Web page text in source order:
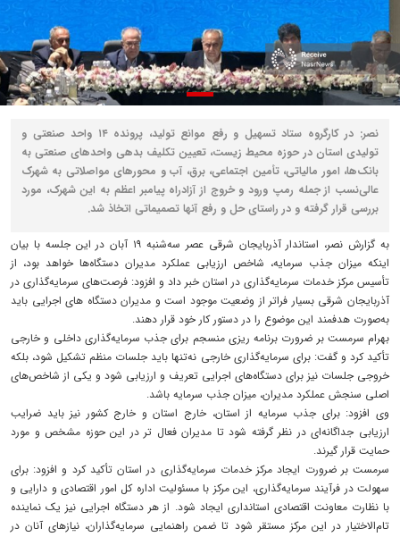
نصر: در کارگروه ستاد تسهیل و رفع موانع تولید، پرونده ۱۴ واحد صنعتی و
تولیدی استان در حوزه‌ محیط‌ زیست، تعیین تکلیف بدهی واحدهای صنعتی به
بانک‌ها، امور مالیاتی، تأمین اجتماعی، برق، آب و محورهای مواصلاتی به شهرک
عالی‌نسب از جمله رمپ ورود و خروج از آزادراه پیامبر اعظم به این شهرک، مورد
بررسی قرار گرفته و در راستای حل و رفع آنها تصمیماتی اتخاذ شد.
به گزارش نصر، استاندار آذربایجان‌ شرقی عصر سه‌شنبه ۱۹ آبان در این جلسه با بیان
اینکه میزان جذب سرمایه، شاخص ارزیابی عملکرد مدیران دستگاه‌ها خواهد بود، از
تأسیس مرکز خدمات سرمایه‌گذاری در استان خبر داد و افزود: فرصت‌های سرمایه‌گذاری در
آذربایجان شرقی بسیار فراتر از وضعیت موجود است و مدیران دستگاه ‌های اجرایی باید
به‌صورت هدفمند این موضوع را در دستور کار خود قرار دهند.
بهرام سرمست بر ضرورت برنامه‌ ریزی منسجم برای جذب سرمایه‌گذاری داخلی و خارجی
تأکید کرد و گفت: برای سرمایه‌گذاری خارجی نه‌تنها باید جلسات منظم تشکیل شود، بلکه
خروجی جلسات نیز برای دستگاه‌های اجرایی تعریف و ارزیابی شود و یکی از شاخص‌های
اصلی سنجش عملکرد مدیران، میزان جذب سرمایه باشد.
وی افزود: برای جذب سرمایه از استان، خارج استان و خارج کشور نیز باید ضرایب
ارزیابی جداگانه‌ای در نظر گرفته شود تا مدیران فعال‌ تر در این حوزه مشخص و مورد
حمایت قرار گیرند.
سرمست بر ضرورت ایجاد مرکز خدمات سرمایه‌گذاری در استان تأکید کرد و افزود: برای
سهولت در فرآیند سرمایه‌گذاری، این مرکز با مسئولیت اداره کل امور اقتصادی و دارایی و
با نظارت معاونت اقتصادی استانداری ایجاد شود. از هر دستگاه اجرایی نیز یک نماینده
تام‌الاختیار در این مرکز مستقر شود تا ضمن راهنمایی سرمایه‌گذاران، نیازهای آنان در